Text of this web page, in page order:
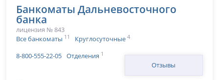
Банкоматы Дальневосточного
банка
лицензия № 843
Все банкоматы 11 Круглосуточные 4
8-800-555-22-05 Отделения 1
Отзывы